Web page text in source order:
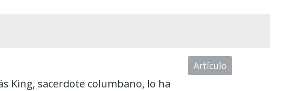
Artículo
King, sacerdote columbano, lo ha